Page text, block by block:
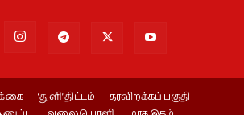
‘துளி’ திட்டம்
தரவிறக்கப் பகுதி